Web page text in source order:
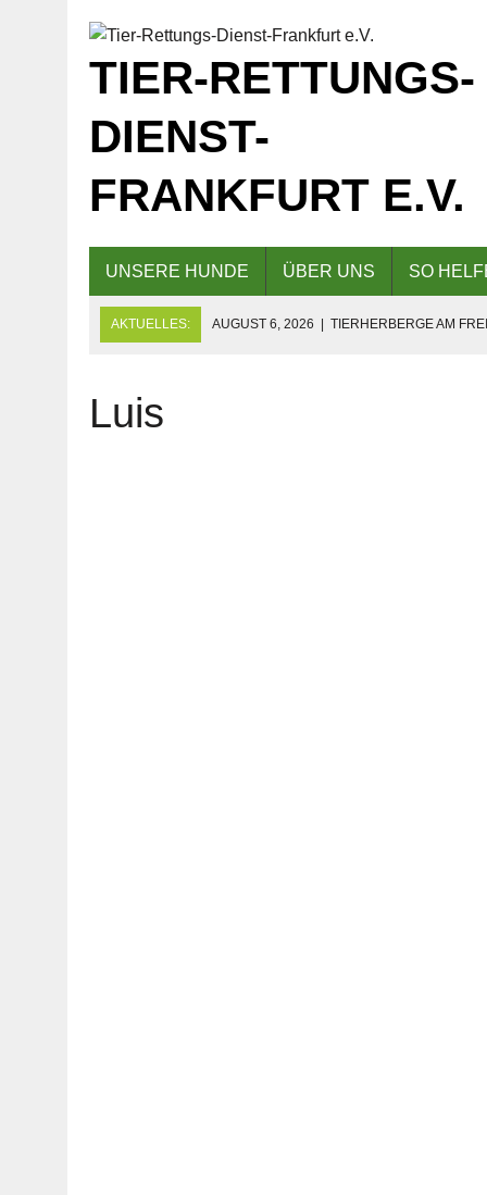
TIER-RETTUNGS-
DIENST-
FRANKFURT E.V.
UNSERE HUNDE ÜBER UNS SO
AKTUELLES: AUGUST 6, 2026 TIERHERBERGE AM
AUGUST 5, 2026
AUGUST 5, 2026
Luis